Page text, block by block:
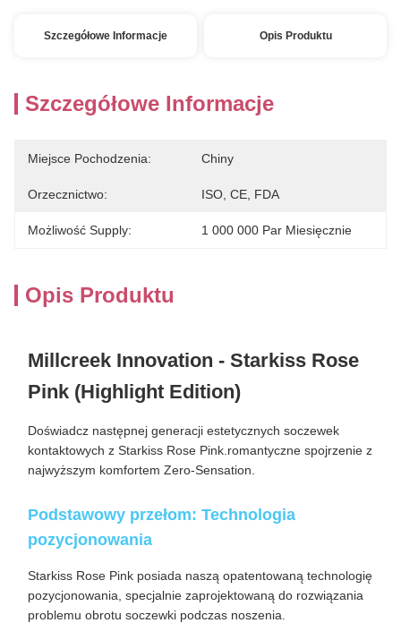
Szczegółowe Informacje Opis Produktu
Szczegółowe Informacje
Miejsce Pochodzenia: Chiny
Orzecznictwo: ISO, CE, FDA
Możliwość Supply: 1 000 000 Par Miesięcznie
Opis Produktu
Millcreek Innovation - Starkiss Rose
Pink (Highlight Edition)
Doświadcz następnej generacji estetycznych soczewek
kontaktowych z Starkiss Rose Pink.romantyczne spojrzenie z
najwyższym komfortem Zero-Sensation.
Podstawowy przełom: Technologia
pozycjonowania
Starkiss Rose Pink posiada naszą opatentowaną technologię
pozycjonowania, specjalnie zaprojektowaną do rozwiązania
problemu obrotu soczewki podczas noszenia.